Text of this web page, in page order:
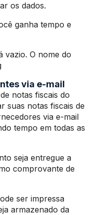
os dados.
ganha tempo e
vazio. O nome do
via e-mail
notas fiscais do
suas notas fiscais de
via e-mail
tempo em todas as
seja entregue a
comprovante de
ser impressa
armazenado da